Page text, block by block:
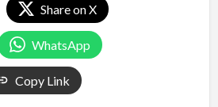
Share on X
WhatsApp
Copy Link